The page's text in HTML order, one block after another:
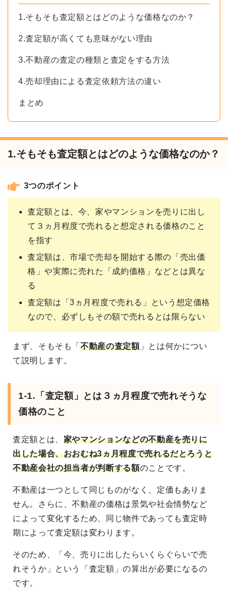
1.そもそも査定額とはどのような価格なのか？
2.査定額が高くても意味がない理由
3.不動産の査定の種類と査定をする方法
4.売却理由による査定依頼方法の違い
まとめ
1.そもそも査定額とはどのような価格なのか？
3つのポイント
査定額とは、今、家やマンションを売りに出し
て３ヵ月程度で売れると想定される価格のこと
を指す
査定額は、市場で売却を開始する際の「売出価
格」や実際に売れた「成約価格」などとは異な
る
査定額は「3ヵ月程度で売れる」という想定価格
なので、必ずしもその額で売れるとは限らない
まず、そもそも「不動産の査定額」とは何かについ
て説明します。
1-1.「査定額」とは３ヵ月程度で売れそうな
価格のこと
査定額とは、 家やマンションなどの不動産を売りに
出した場合、おおむね3ヵ月程度で売れるだとろうと
不動産会社の担当者が判断する額のことです。
不動産は一つとして同じものがなく、定価もありま
せん。さらに、不動産の価格は景気や社会情勢など
によって変化するため、同じ物件であっても査定時
期によって査定額は変わります。
そのため、「今、売りに出したらいくらぐらいで売
れそうか」という「査定額」の算出が必要になるの
です。